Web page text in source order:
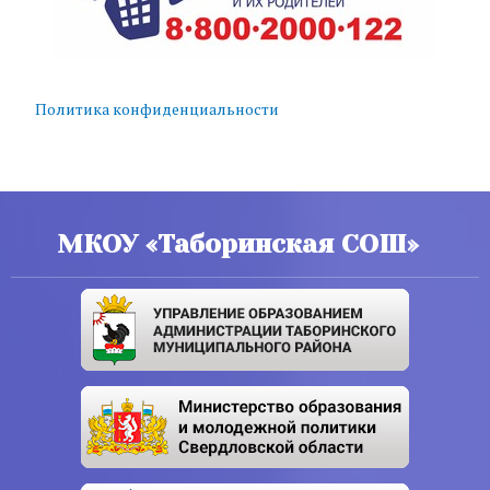
Политика конфиденциальности
МКОУ «Таборинская СОШ»